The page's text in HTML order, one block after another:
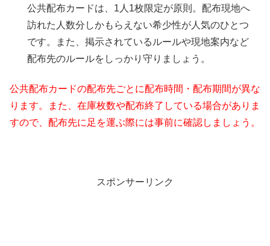
公共配布カードは、1人1枚限定が原則。配布現地へ
訪れた人数分しかもらえない希少性が人気のひとつ
です。また、掲示されているルールや現地案内など
配布先のルールをしっかり守りましょう。
公共配布カードの配布先ごとに配布時間・配布期間が異な
ります。また、在庫枚数や配布終了している場合がありま
すので、配布先に足を運ぶ際には事前に確認しましょう。
スポンサーリンク